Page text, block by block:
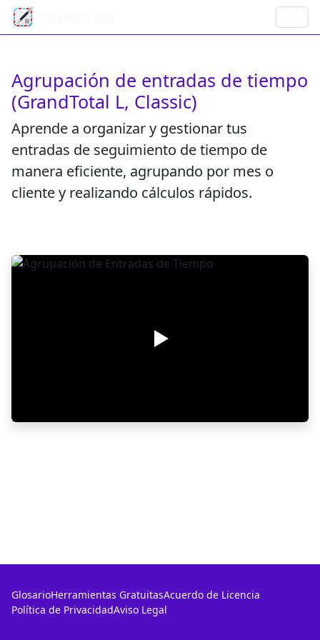
Agrupación de entradas de tiempo
(GrandTotal L, Classic)
Aprende a organizar y gestionar tus
entradas de seguimiento de tiempo de
manera eficiente, agrupando por mes o
cliente y realizando cálculos rápidos.
GlosarioHerramientas GratuitasAcuerdo de Licencia
Política de PrivacidadAviso Legal